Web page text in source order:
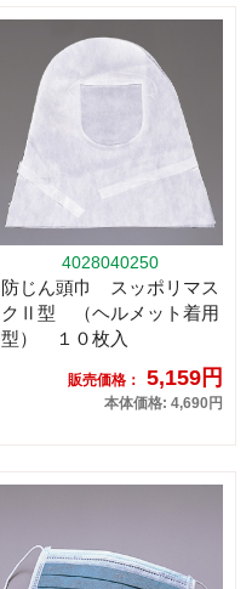
4028040250
防じん頭巾 スッポリマス
クⅡ型 （ヘルメット着用
型） １０枚入
販売価格： 5,159円
本体価格: 4,690円